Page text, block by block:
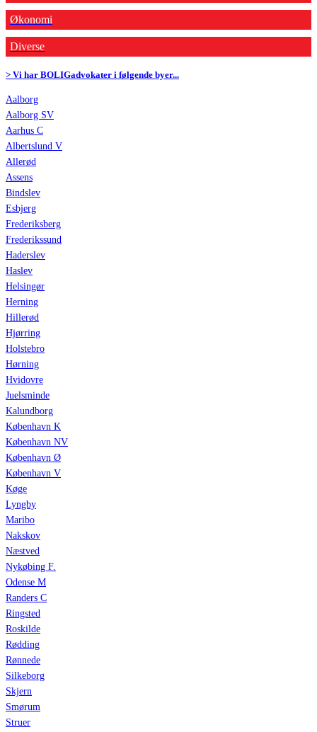
Økonomi
Diverse
> Vi har BOLIGadvokater i følgende byer...
Aalborg
Aalborg SV
Aarhus C
Albertslund V
Allerød
Assens
Bindslev
Esbjerg
Frederiksberg
Frederikssund
Haderslev
Haslev
Helsingør
Herning
Hillerød
Hjørring
Holstebro
Hørning
Hvidovre
Juelsminde
Kalundborg
København K
København NV
København Ø
København V
Køge
Lyngby
Maribo
Nakskov
Næstved
Nykøbing F.
Odense M
Randers C
Ringsted
Roskilde
Rødding
Rønnede
Silkeborg
Skjern
Smørum
Struer